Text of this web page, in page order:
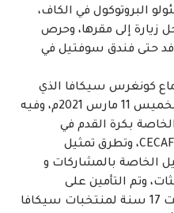
البروتوكول في الكاف،
زيارة إلى مقرها، وحرص
حتى فندق سوفتيل في
كونغرس سيكافا الذي
انعقد بفندق سوفتيل مساء الخميس 11 مارس 2021م، وفيه
بكرة القدم في
منطقة شرق ووسط افريقيا CECAFA، وتطرق تمثيل
الخاصة بالمشاركات و
وتم التأمين على
استضافة السودان لبطولة تحت 17 سنة لمنتخبات سيكافا